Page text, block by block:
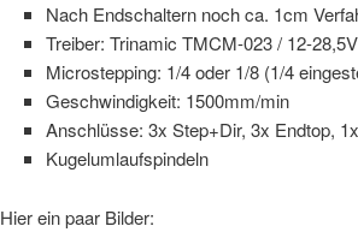
Nach Endschaltern noch ca. 1cm
Treiber: Trinamic TMCM-023 / 12-
Microstepping: 1/4 oder 1/8 (1/4
Geschwindigkeit: 1500mm/min
Anschlüsse: 3x Step+Dir, 3x Endtop,
Kugelumlaufspindeln
Hier ein paar Bilder: